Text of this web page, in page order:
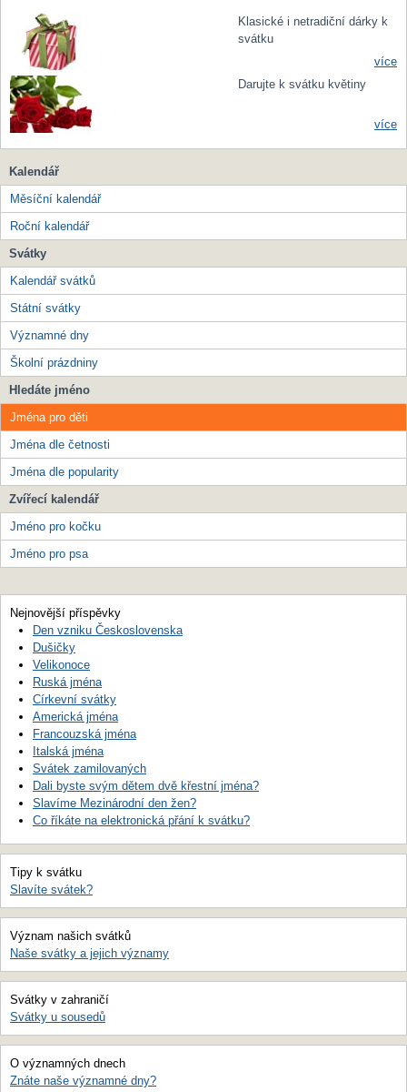
Klasické i netradiční dárky k
svátku
více
Darujte k svátku květiny
více
Kalendář
Měsíční kalendář
Roční kalendář
Svátky
Kalendář svátků
Státní svátky
Významné dny
Školní prázdniny
Hledáte jméno
Jména pro děti
Jména dle četnosti
Jména dle popularity
Zvířecí kalendář
Jméno pro kočku
Jméno pro psa
Nejnovější příspěvky
Den vzniku Československa
Dušičky
Velikonoce
Ruská jména
Církevní svátky
Americká jména
Francouzská jména
Italská jména
Svátek zamilovaných
Dali byste svým dětem dvě křestní jména?
Slavíme Mezinárodní den žen?
Co říkáte na elektronická přání k svátku?
Tipy k svátku
Slavíte svátek?
Význam našich svátků
Naše svátky a jejich významy
Svátky v zahraničí
Svátky u sousedů
O významných dnech
Znáte naše významné dny?